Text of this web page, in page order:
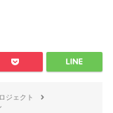
ジェクト